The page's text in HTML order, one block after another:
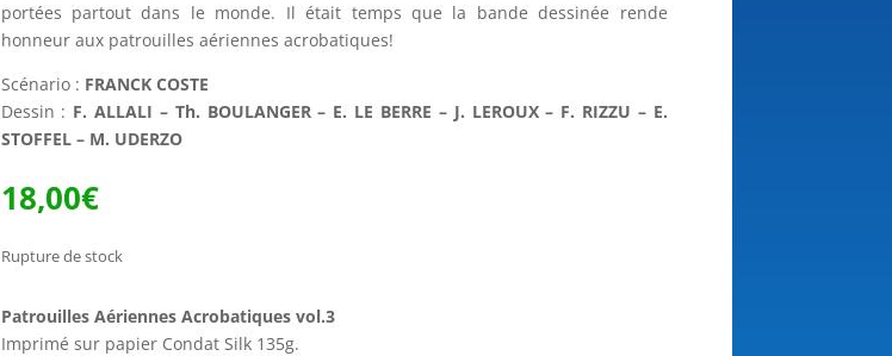
portées partout dans le monde. Il était temps que la bande dessinée rende
honneur aux patrouilles aériennes acrobatiques!
Scénario : FRANCK COSTE
Dessin : F. ALLALI – Th. BOULANGER – E. LE BERRE – J. LEROUX – F. RIZZU – E.
STOFFEL – M. UDERZO
18,00€
Rupture de stock
Patrouilles Aériennes Acrobatiques vol.3
Imprimé sur papier Condat Silk 135g.